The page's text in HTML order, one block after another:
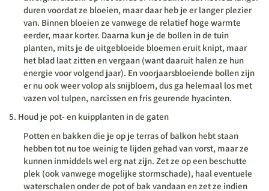
duren voordat ze bloeien, maar daar heb je er langer plezier
van. Binnen bloeien ze vanwege de relatief hoge warmte
eerder, maar korter. Daarna kun je de bollen in de tuin
planten, mits je de uitgebloeide bloemen eruit knipt, maar
het blad laat zitten en vergaan (want daaruit halen ze hun
energie voor volgend jaar). En voorjaarsbloeiende bollen zijn
er nu ook weer volop als snijbloem, dus ga helemaal los met
vazen vol tulpen, narcissen en fris geurende hyacinten.
Houd je pot- en kuipplanten in de gaten
Potten en bakken die je op je terras of balkon hebt staan
hebben tot nu toe weinig te lijden gehad van vorst, maar ze
kunnen inmiddels wel erg nat zijn. Zet ze op een beschutte
plek (ook vanwege mogelijke stormschade), haal eventuele
waterschalen onder de pot of bak vandaan en zet ze indien